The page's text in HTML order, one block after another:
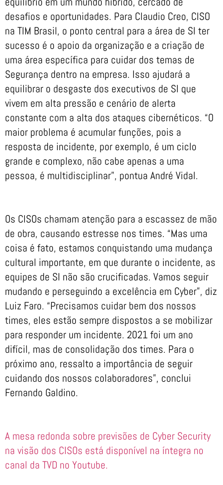
desafios e oportunidades. Para Claudio Creo, CISO
na TIM Brasil, o ponto central para a área de SI ter
sucesso é o apoio da organização e a criação de
uma área específica para cuidar dos temas de
Segurança dentro na empresa. Isso ajudará a
equilibrar o desgaste dos executivos de SI que
vivem em alta pressão e cenário de alerta
constante com a alta dos ataques cibernéticos. “O
maior problema é acumular funções, pois a
resposta de incidente, por exemplo, é um ciclo
grande e complexo, não cabe apenas a uma
pessoa, é multidisciplinar”, pontua André Vidal.
Os CISOs chamam atenção para a escassez de mão
de obra, causando estresse nos times. “Mas uma
coisa é fato, estamos conquistando uma mudança
cultural importante, em que durante o incidente, as
equipes de SI não são crucificadas. Vamos seguir
mudando e perseguindo a excelência em Cyber”, diz
Luiz Faro. “Precisamos cuidar bem dos nossos
times, eles estão sempre dispostos a se mobilizar
para responder um incidente. 2021 foi um ano
difícil, mas de consolidação dos times. Para o
próximo ano, ressalto a importância de seguir
cuidando dos nossos colaboradores”, conclui
Fernando Galdino.
A mesa redonda sobre previsões de Cyber Security
na visão dos CISOs está disponível na íntegra no
canal da TVD no Youtube.